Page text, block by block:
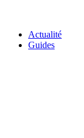
Actualité
Guides